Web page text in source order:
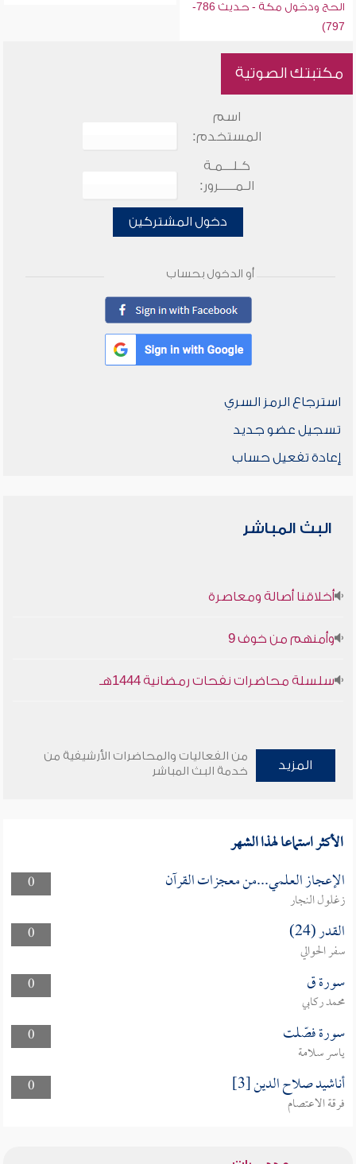
الحج ودخول مكة - حديث 786-
797)
مكتبتك الصوتية
اسم
المستخدم:
كـلـــمـة
الـمـــــرور:
دخول المشتركين
أو الدخول بحساب
استرجاع الرمز السري
تسجيل عضو جديد
إعادة تفعيل حساب
البث المباشر
أخلاقنا أصالة ومعاصرة
وأمنهم من خوف 9
سلسلة محاضرات نفحات رمضانية 1444هـ
المزيد
من الفعاليات والمحاضرات الأرشيفية من
خدمة البث المباشر
الأكثر استماعا لهذا الشهر
0 الإعجاز العلمي...من معجزات القرآن
زغلول النجار
0
القدر (24)
سفر الحوالي
0
سورة ق
محمد ركابي
0
سورة فصّلت
ياسر سلامة
0
أناشيد صلاح الدين [3]
فرقة الاعتصام